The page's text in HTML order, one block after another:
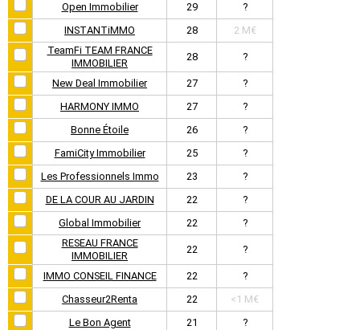
Open Immobilier
29
?
INSTANTiMMO
28
2 M€
TeamFi TEAM FRANCE
IMMOBILIER
28 ?
New Deal Immobilier 27
?
HARMONY IMMO
27
?
Bonne Étoile
26
?
FamiCity Immobilier
25
?
Les Professionnels Immo
23
?
DE LA COUR AU JARDIN
22
?
Global Immobilier
22
?
RESEAU FRANCE
IMMOBILIER
22 ?
IMMO CONSEIL FINANCE 22
?
Chasseur2Renta
22
<1 M€
Le Bon Agent
21
?